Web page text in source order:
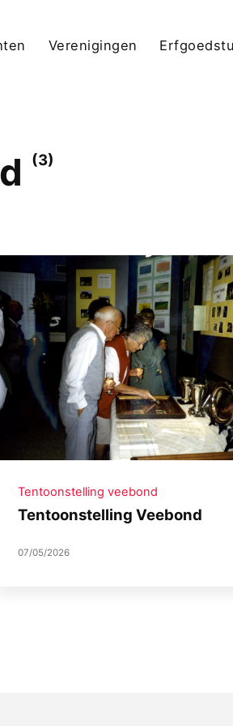
Verenigingen
(3)
Tentoonstelling veebond
Tentoonstelling Veebond
07/05/2026